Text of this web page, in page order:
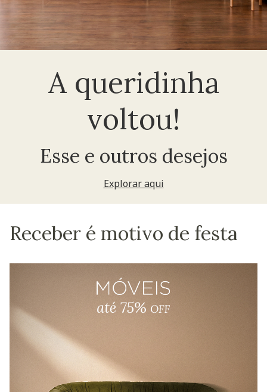
A queridinha
voltou!
Esse e outros desejos
Explorar aqui
Receber é motivo de festa